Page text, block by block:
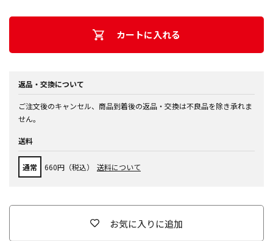
カートに入れる
返品・交換について
ご注文後のキャンセル、商品到着後の返品・交換は不良品を除き承れま
せん。
送料
通常 660円（税込） 送料について
お気に入りに追加